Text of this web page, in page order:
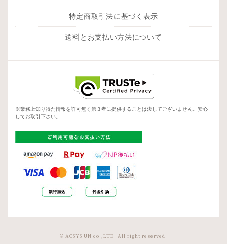
特定商取引法に基づく表示
送料とお支払い方法について
※業務上知り得た情報を許可無く第３者に提供することは決してございません。安心
してお取引下さい。
© ACSYS UN co.,LTD. All right reserved.